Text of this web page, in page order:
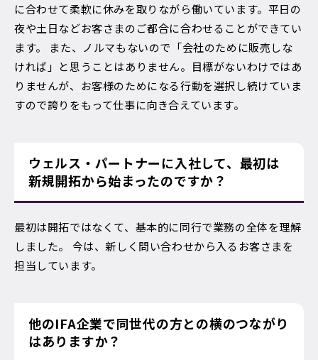
に合わせて柔軟に休みを取りながら働いています。平日の
夜や土日などお客さまのご都合に合わせることができてい
ます。 また、ノルマもないので「会社のために販売しな
ければ」と思うことはありません。目標がないわけではあ
りませんが、お客様のためになる行動を選択し続けていま
すので誇りをもって仕事に向き合えています。
ウェルス・パートナーに入社して、最初は
新規開拓から始まったのですか？
最初は開拓ではなくて、基本的に同行で業務の全体を理解
しました。 今は、新しく問い合わせから入るお客さまを
担当しています。
他のIFA企業で同世代の方との横のつながり
はありますか？